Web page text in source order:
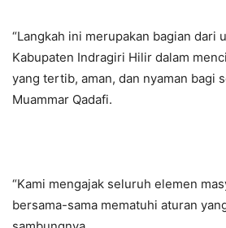
“Langkah ini merupakan bagian dari
Kabupaten Indragiri Hilir dalam
yang tertib, aman, dan nyaman bagi
Muammar Qadafi.
“Kami mengajak seluruh elemen
bersama-sama mematuhi aturan